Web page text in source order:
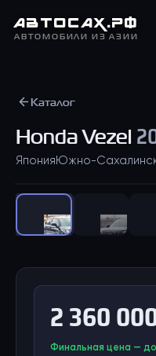
АВТОСАХ.РФ
АВТОМОБИЛИ ИЗ АЗИИ
Каталог
HondaVezel
Япония Южно-
2 360
Финальная цена —